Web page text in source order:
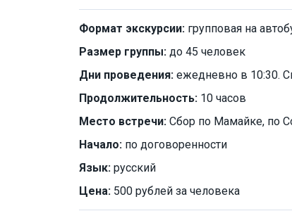
Формат экскурсии: групповая на
Размер группы: до 45 человек
Дни проведения: ежедневно в 10:30.
Продолжительность: 10 часов
Место встречи: Сбор по Мамайке, по
Начало: по договоренности
Язык: русский
Цена: 500 рублей за человека